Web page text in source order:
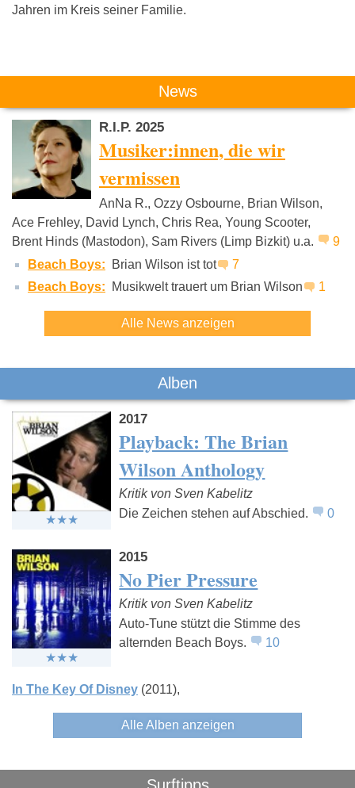
Jahren im Kreis seiner Familie.
Das könnte Dich auch interessieren:
David Bowie Van Morrison Beastie
News
R.I.P. 2025
Musiker:innen, die wir
vermissen
AnNa R., Ozzy Osbourne, Brian Wilson,
Ace Frehley, David Lynch, Chris Rea, Young Scooter,
Brent Hinds (Mastodon), Sam Rivers (Limp Bizkit) u.a.
9
Beach Boys:
Brian Wilson ist tot
7
Beach Boys:
Musikwelt trauert um Brian Wilson 1
Alle News anzeigen
Alben
2017
Playback: The Brian
Wilson Anthology
Kritik von Sven Kabelitz
Die Zeichen stehen auf Abschied.
0
2015
No Pier Pressure
Kritik von Sven Kabelitz
Auto-Tune stützt die Stimme des
alternden Beach Boys.
10
In The Key Of Disney (2011)
Alle Alben anzeigen